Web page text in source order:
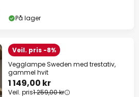
På lager
Veil. pris -8%
Vegglampe Sweden med trestativ,
gammel hvit
1 149,00 kr
Veil. pris1 259,00 kr